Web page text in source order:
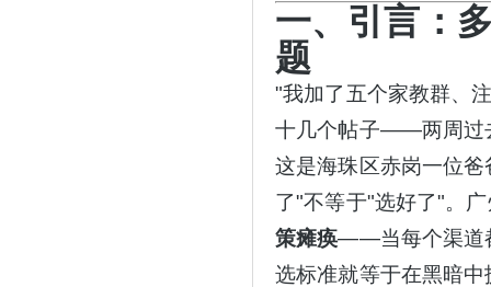
一、引言：
题
"我加了五个家教群、
十几个帖子——两周过
这是海珠区赤岗一位
了"不等于"选好了"。
策瘫痪——当每个渠道
选标准就等于在黑暗中